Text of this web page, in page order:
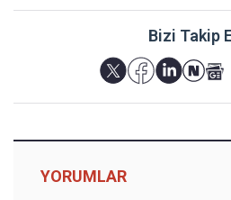
Bizi Takip
YORUMLAR